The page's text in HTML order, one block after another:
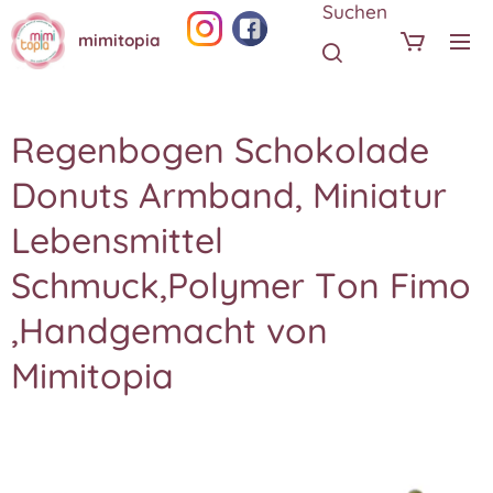
mimitopia
Suchen
Regenbogen Schokolade
Donuts Armband, Miniatur
Lebensmittel
Schmuck,Polymer Ton Fimo
,Handgemacht von
Mimitopia